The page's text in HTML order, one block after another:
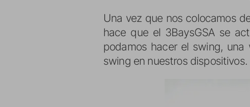
Una vez que nos colocamos
hace que el 3BaysGSA se
podamos hacer el swing, una
swing en nuestros dispositivos.